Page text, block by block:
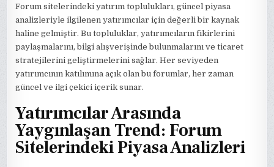
Forum sitelerindeki yatırım toplulukları, güncel piyasa
analizleriyle ilgilenen yatırımcılar için değerli bir kaynak
haline gelmiştir. Bu topluluklar, yatırımcıların fikirlerini
paylaşmalarını, bilgi alışverişinde bulunmalarını ve ticaret
stratejilerini geliştirmelerini sağlar. Her seviyeden
yatırımcının katılımına açık olan bu forumlar, her zaman
güncel ve ilgi çekici içerik sunar.
Yatırımcılar Arasında
Yaygınlaşan Trend: Forum
Sitelerindeki Piyasa Analizleri